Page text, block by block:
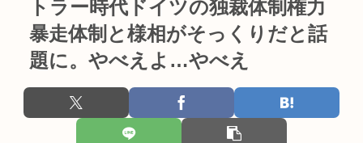
読売新聞さん、販売店が破産 高市早苗応援新聞なのになぜ普通
の日本...
高市早苗、また怪しい経歴が出てくるwww
靖国神社、自衛官以外の軍服を禁止「コスプレは英霊を侮辱」
鳥刺し専門店、ガチでヤバすぎるwww
ビニールハウスからシャインマスカット約200房を盗んだ無職
の男逮...
ガキ「これインターネット老人会じゃんwww」ぼく「どれど
れ…」ガ...
トラー時代ドイツの独裁体制権力
暴走体制と様相がそっくりだと話
題に。やべえよ…やべえ